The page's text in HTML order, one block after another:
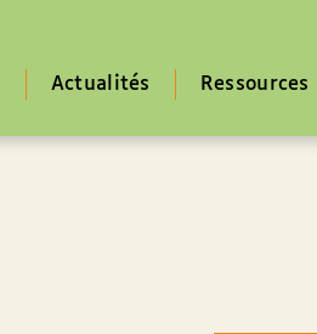
Actualités Ressources